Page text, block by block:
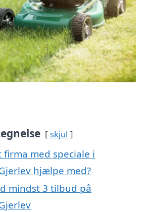
skjul
firma med speciale i
hjælpe med?
mindst 3 tilbud på